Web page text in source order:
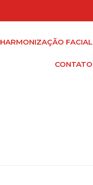
HARMONIZAÇÃO FACIAL
CONTATO